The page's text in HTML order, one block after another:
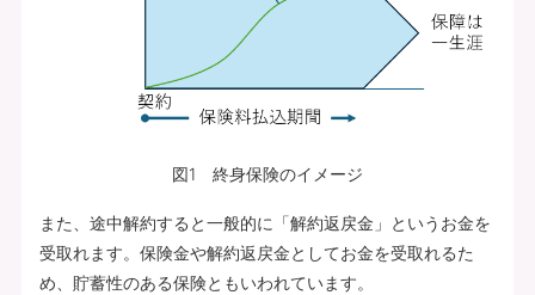
図1 終身保険のイメージ
また、途中解約すると一般的に「解約返戻金」というお金を
受取れます。保険金や解約返戻金としてお金を受取れるた
め、貯蓄性のある保険ともいわれています。